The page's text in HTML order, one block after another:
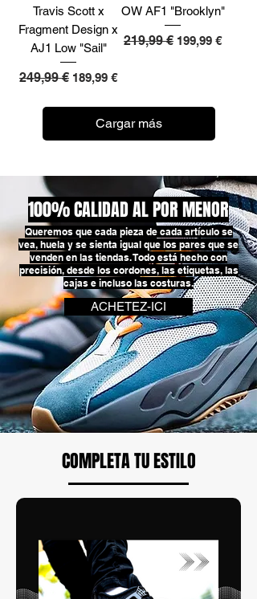
Travis Scott x
Fragment Design x
AJ1 Low "Sail"
Precio
249,99 € Precio de oferta
189,99 €
OW AF1 "Brooklyn"
Precio
219,99 € Precio de
199,99 €
Cargar más
100% CALIDAD AL POR MENOR
Queremos que cada pieza de cada artículo se
vea, huela y se sienta igual que los pares que se
venden en las tiendas. Todo está hecho con
precisión, desde los cordones, las etiquetas, las
cajas e incluso las costuras.
ACHETEZ-ICI
COMPLETA TU ESTILO